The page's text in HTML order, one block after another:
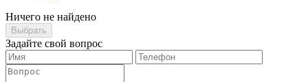
Ничего не найдено
Выбрать
Задайте свой вопрос